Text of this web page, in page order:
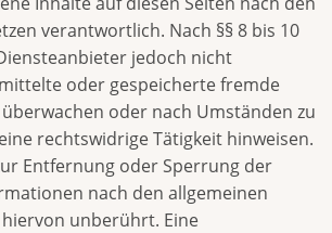
verantwortlich. Nach §§ 8 bis 10
jedoch nicht
oder gespeicherte fremde
oder nach Umständen zu
rechtswidrige Tätigkeit hinweisen.
Entfernung oder Sperrung der
nach den allgemeinen
unberührt. Eine